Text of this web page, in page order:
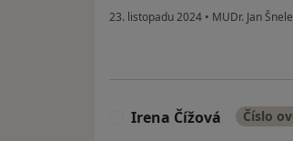
23. listopadu 2024 • MUDr. Jan
Irena Čížová Číslo